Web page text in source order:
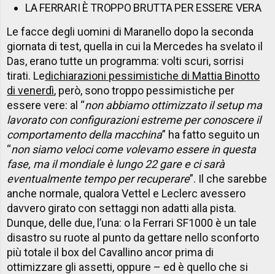
LA FERRARI È TROPPO BRUTTA PER ESSERE VERA
Le facce degli uomini di Maranello dopo la seconda
giornata di test, quella in cui la Mercedes ha svelato il
Das, erano tutte un programma: volti scuri, sorrisi
tirati. Ledichiarazioni pessimistiche di Mattia Binotto
di venerdì, però, sono troppo pessimistiche per
essere vere: al “non abbiamo ottimizzato il setup ma
lavorato con configurazioni estreme per conoscere il
comportamento della macchina” ha fatto seguito un
“non siamo veloci come volevamo essere in questa
fase, ma il mondiale è lungo 22 gare e ci sarà
eventualmente tempo per recuperare”. Il che sarebbe
anche normale, qualora Vettel e Leclerc avessero
davvero girato con settaggi non adatti alla pista.
Dunque, delle due, l’una: o la Ferrari SF1000 è un tale
disastro su ruote al punto da gettare nello sconforto
più totale il box del Cavallino ancor prima di
ottimizzare gli assetti, oppure – ed è quello che si